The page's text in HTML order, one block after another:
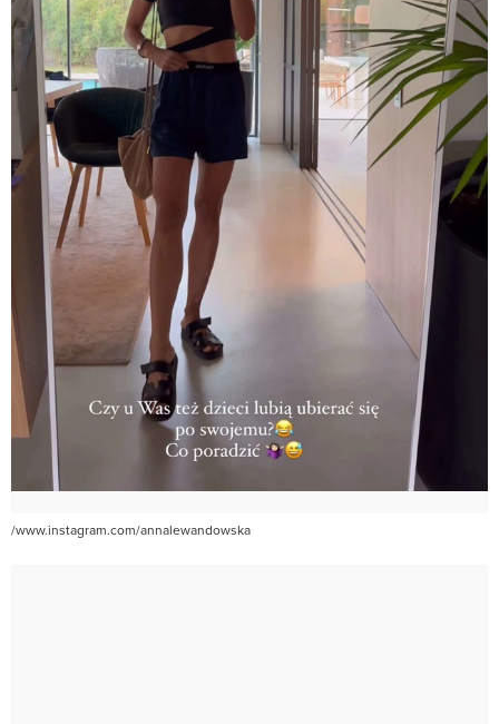
/www.instagram.com/annalewandowska